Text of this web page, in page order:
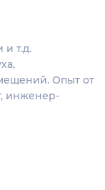
и т.д.
Опыт от
инженер-